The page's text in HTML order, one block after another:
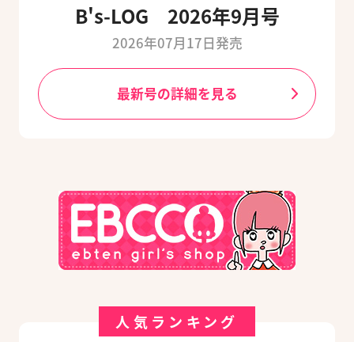
B's-LOG 2026年9月号
2026年07月17日発売
最新号の詳細を見る
人気ランキング